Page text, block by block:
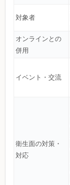
対象者
オンラインとの
併用
イベント・交流
衛生面の対策・
対応